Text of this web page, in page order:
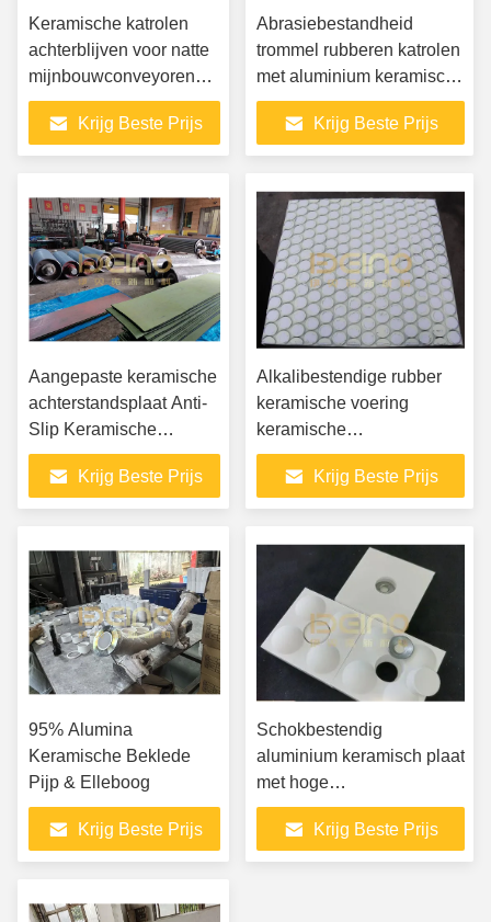
Keramische katrolen
achterblijven voor natte
mijnbouwconveyoren
Elacera
Krijg Beste Prijs
Abrasiebestandheid
trommel rubberen katrolen
met aluminium keramische
blokken
Krijg Beste Prijs
Aangepaste keramische
achterstandsplaat Anti-
Slip Keramische
achterstandspul
Krijg Beste Prijs
Alkalibestendige rubber
keramische voering
keramische
composietrubberplaat
Krijg Beste Prijs
95% Alumina
Keramische Beklede
Pijp & Elleboog
Krijg Beste Prijs
Schokbestendig
aluminium keramisch plaat
met hoge
warmtegeleidbaarheid
Krijg Beste Prijs